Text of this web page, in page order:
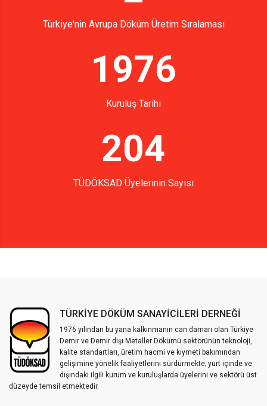
Türkiye'nin Avrupa Döküm Üretim Sıralaması
1976
Kuruluş Tarihi
204
TÜDÖKSAD Üyelerinin Sayısı
TÜRKİYE DÖKÜM SANAYİCİLERİ DERNEĞİ
1976 yılından bu yana kalkınmanın can damarı olan Türkiye
Demir ve Demir dışı Metaller Dökümü sektörünün teknoloji,
kalite standartları, üretim hacmi ve kıymeti bakımından
gelişimine yönelik faaliyetlerini sürdürmekte; yurt içinde ve
dışındaki ilgili kurum ve kuruluşlarda üyelerini ve sektörü üst
düzeyde temsil etmektedir.